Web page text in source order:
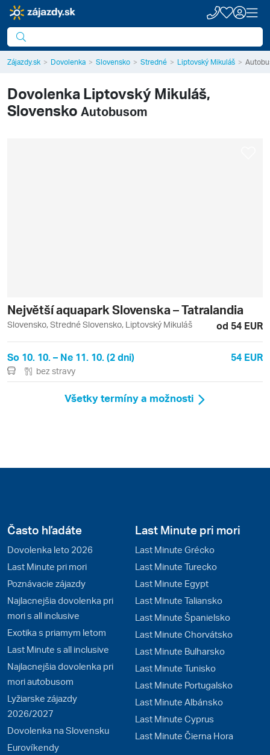
Zájazdy.sk Dovolenka Slovensko Stredné Liptovský Mikuláš
Dovolenka Liptovský Mikuláš,
Slovensko Autobusom
Největší aquapark Slovenska – Tatralandia
Slovensko, Stredné Slovensko, Liptovský Mikuláš od 54 EUR
So 10. 10. – Ne 11. 10. (2 dni) 54 EUR
bez stravy
Všetky termíny a možnosti
Často hľadáte
Dovolenka leto 2026
Last Minute pri mori
Poznávacie zájazdy
Najlacnejšia dovolenka pri
mori s all inclusive
Exotika s priamym letom
Last Minute s all inclusive
Najlacnejšia dovolenka pri
mori autobusom
Lyžiarske zájazdy
2026/2027
Dovolenka na Slovensku
Eurovíkendy
Last Minute pri mori
Last Minute Grécko
Last Minute Turecko
Last Minute Egypt
Last Minute Taliansko
Last Minute Španielsko
Last Minute Chorvátsko
Last Minute Bulharsko
Last Minute Tunisko
Last Minute Portugalsko
Last Minute Albánsko
Last Minute Cyprus
Last Minute Čierna Hora